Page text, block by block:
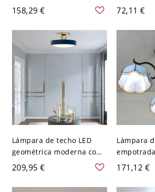
cilindro de madera
natural moderna con
pantalla de hierro - 110 A
120 V Azul 3
158,29 €
pantalla
abajo
50,8 cm
72,11 €
Lámpara de techo LED
geométrica moderna con
control remoto de
atenuación y pantalla
acrílica - Azul 110 A 120 V
209,95 €
Lámpara
forma de
de vidrio
Azul 110 A
171,12 €